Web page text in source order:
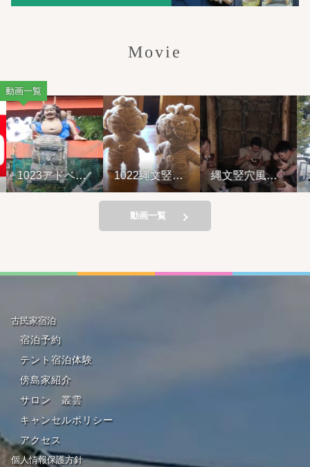
Movie
動画一覧
1023アドベン
チャーライド&
1022縄文竪穴
風住居設営と
縄文竪穴風住
居設営と縄文
動画一覧
古民家宿泊
宿泊予約
テント宿泊体験
傍島家紹介
サロン 叢雲
キャンセルポリシー
アクセス
個人情報保護方針